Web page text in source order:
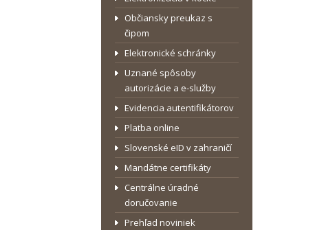
Občiansky preukaz s
čipom
Elektronické schránky
Uznané spôsoby
autorizácie a e-služby
Evidencia autentifikátorov
Platba online
Slovenské eID v zahraničí
Mandátne certifikáty
Centrálne úradné
doručovanie
Prehľad noviniek